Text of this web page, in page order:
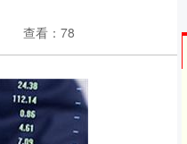
查看：78